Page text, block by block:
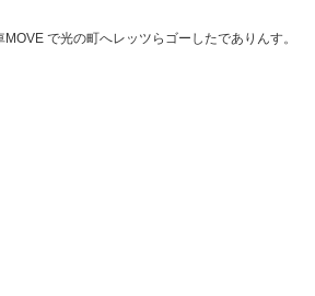
で光の町へレッツらゴーしたでありんす。